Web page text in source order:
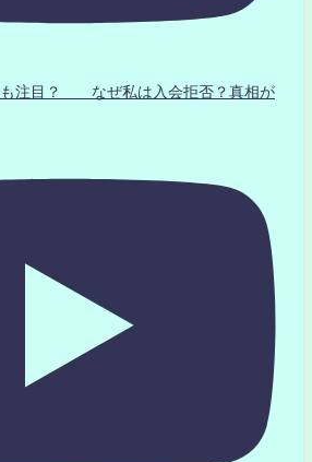
も注目？ なぜ私は入会拒否？真相が